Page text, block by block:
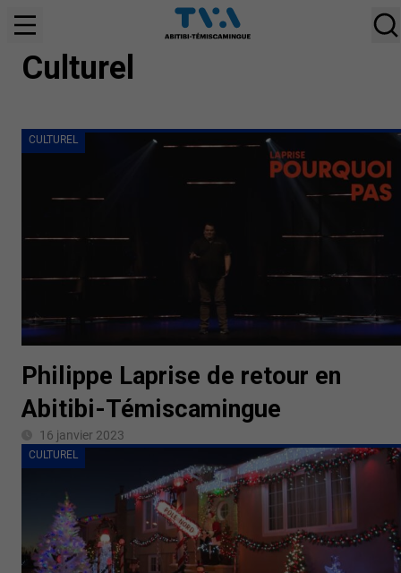
Culturel
CULTUREL
Philippe Laprise de retour en
Abitibi-Témiscamingue
16 janvier 2023
CULTUREL